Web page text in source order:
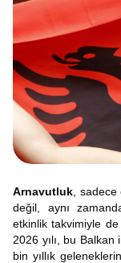
Arnavutluk ,
değil, aynı
etkinlik takvimiyle
2026 yılı, bu Balkan
bin yıllık